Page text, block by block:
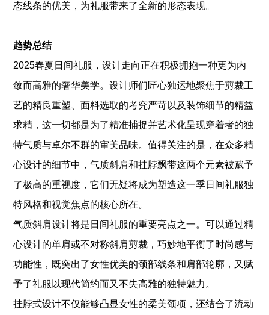
态线条的优美，为礼服带来了全新的形态表现。
趋势总结
2025春夏日间礼服，设计走向正在积极拥抱一种更为内
敛而高雅的奢华美学。设计师们匠心独运地聚焦于剪裁工
艺的精良重塑、面料选取的考究严苛以及装饰细节的精益
求精，这一切都是为了精准捕捉并艺术化呈现穿着者的独
特气质与卓尔不群的审美品味。值得关注的是，在众多精
心设计的细节中，气质斜肩和挂脖飘带这两个元素被赋予
了极高的重视度，它们无疑将成为塑造这一季日间礼服独
特风格和视觉焦点的核心所在。
气质斜肩设计将是日间礼服的重要亮点之一。可以通过精
心设计的单肩或不对称斜肩剪裁，巧妙地平衡了时尚感与
功能性，既突出了女性优美的颈部线条和肩部轮廓，又赋
予了礼服以现代简约而又不失高雅的独特魅力。
挂脖式设计不仅能够凸显女性的柔美颈项，还结合了流动